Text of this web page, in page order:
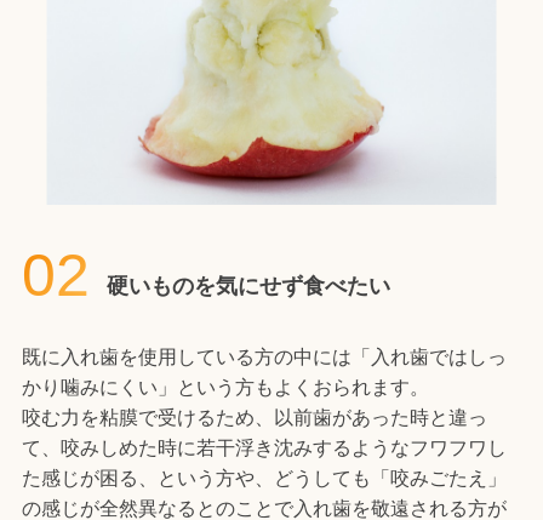
02 硬いものを気にせず食べたい
既に入れ歯を使用している方の中には「入れ歯ではしっ
かり噛みにくい」という方もよくおられます。
咬む力を粘膜で受けるため、以前歯があった時と違っ
て、咬みしめた時に若干浮き沈みするようなフワフワし
た感じが困る、という方や、どうしても「咬みごたえ」
の感じが全然異なるとのことで入れ歯を敬遠される方が